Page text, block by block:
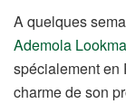
A quelques
Ademola
spécialement en
charme de son